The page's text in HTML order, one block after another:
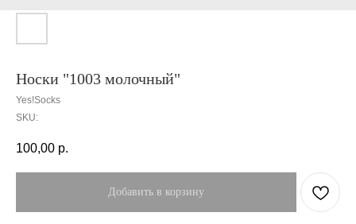
Носки "1003 молочный"
Yes!Socks
SKU:
100,00 р.
Добавить в корзину